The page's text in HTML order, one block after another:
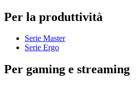
Per la produttività
Serie Master
Serie Ergo
Per gaming e streaming